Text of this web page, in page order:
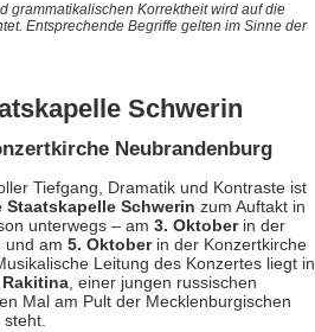
grammatikalischen Korrektheit wird auf die
Entsprechende Begriffe gelten im Sinne der
Schwerin
Neubrandenburg
Tiefgang, Dramatik und Kontraste ist
Schwerin zum Auftakt in
unterwegs – am 3. Oktoberin der
und am 5. Oktoberin der Konzertkirche
Leitung des Konzertes liegt in
, einer jungen russischen
Mal am Pult der Mecklenburgischen
steht.